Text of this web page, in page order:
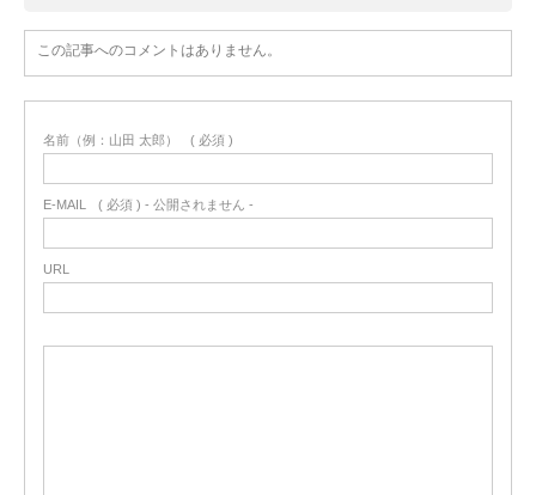
この記事へのコメントはありません。
名前（例：山田 太郎） ( 必須 )
E-MAIL ( 必須 ) - 公開されません -
URL